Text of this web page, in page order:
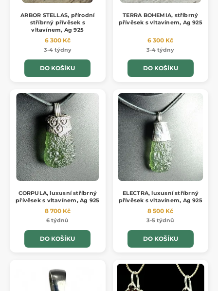
ARBOR STELLAS, přírodní
stříbrný přívěsek s
vltavínem, Ag 925
6 300 Kč
3-4 týdny
DO KOŠÍKU
TERRA BOHEMIA, stříbrný
přívěsek s vltavínem, Ag 925
6 300 Kč
3-4 týdny
DO KOŠÍKU
CORPULA, luxusní stříbrný
přívěsek s vltavínem, Ag 925
8 700 Kč
6 týdnů
DO KOŠÍKU
ELECTRA, luxusní stříbrný
přívěsek s vltavínem, Ag 925
8 500 Kč
3-5 týdnů
DO KOŠÍKU